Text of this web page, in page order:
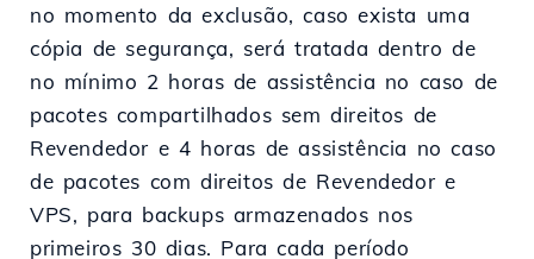
no momento da exclusão, caso exista uma
cópia de segurança, será tratada dentro de
no mínimo 2 horas de assistência no caso de
pacotes compartilhados sem direitos de
Revendedor e 4 horas de assistência no caso
de pacotes com direitos de Revendedor e
VPS, para backups armazenados nos
primeiros 30 dias. Para cada período